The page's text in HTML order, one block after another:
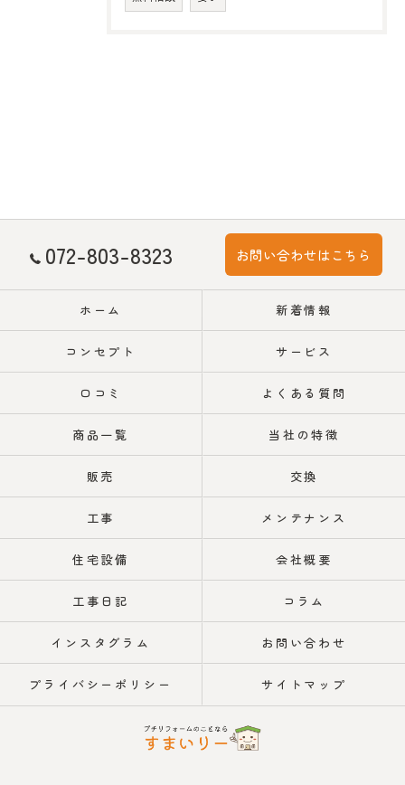
072-803-8323 お問い合わせはこちら
ホーム 新着情報
コンセプト サービス
口コミ よくある質問
商品一覧 当社の特徴
販売 交換
工事 メンテナンス
住宅設備 会社概要
工事日記 コラム
インスタグラム お問い合わせ
プライバシーポリシー サイトマップ